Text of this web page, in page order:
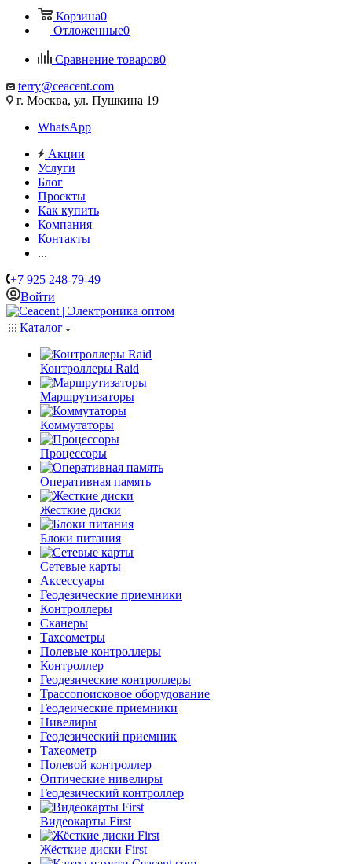
Корзина0
Отложенные0
Сравнение товаров0
terry@ceacent.com
г. Москва, ул. Пушкина 19
WhatsApp
Акции
Услуги
Блог
Проекты
Как купить
Компания
Контакты
...
+7 925 248-79-49
Войти
Каталог
Контроллеры Raid
Маршрутизаторы
Коммутаторы
Процессоры
Оперативная память
Жесткие диски
Блоки питания
Сетевые карты
Аксессуары
Геодезические приемники
Контроллеры
Сканеры
Тахеометры
Полевые контроллеры
Контроллер
Геодезические контроллеры
Трассопоисковое оборудование
Геодеические приемники
Нивелиры
Геодезический приемник
Тахеометр
Полевой контроллер
Оптические нивелиры
Геодезический контроллер
Видеокарты First
Жёсткие диски First